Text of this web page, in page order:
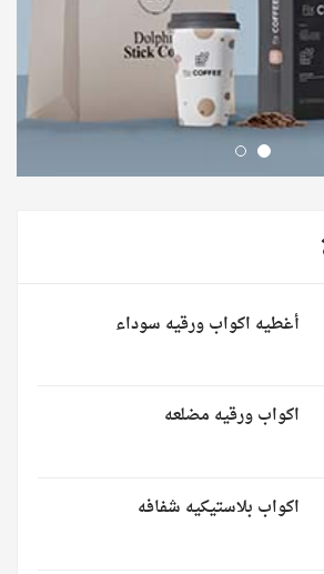
أغطيه اكواب ورقيه سوداء
اكواب ورقيه مضلعه
اكواب بلاستيكيه شفافه